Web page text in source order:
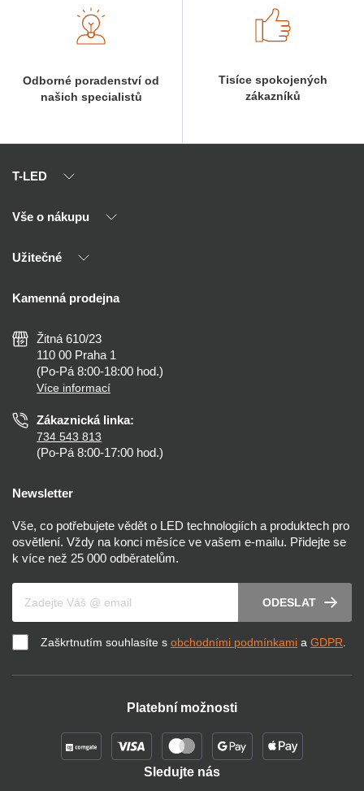
Odborné poradenství od
našich specialistů
Tisíce spokojených
zákazníků
T-LED
O nás
Kontakty
Vše o nákupu
Výhody T-LED
Montáž
Nejčastější dotazy
Než koupíte
Osvětlení dle místnosti
Užitečné
Reklamace a vrácení
Zásady ochrany soukromí
Nastavení cookies
Prohlášení o přístupnosti
Kamenná prodejna
Žitná 610/23
110 00 Praha 1
(Po-Pá 8:00-18:00 hod.)
Více informací
Zákaznická linka:
734 543 813
(Po-Pá 8:00-17:00 hod.)
Newsletter
Vše, co potřebujete vědět o LED technologiích a produktech pro
osvětlení. Vždy na konci měsíce ve vašem e-mailu. Přidejte se
k více než 25 000 odběratelům.
ODESLAT
Zaškrtnutím souhlasíte s obchodními podmínkami a GDPR.
Platební možnosti
Sledujte nás